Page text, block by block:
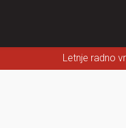
Letnje radno